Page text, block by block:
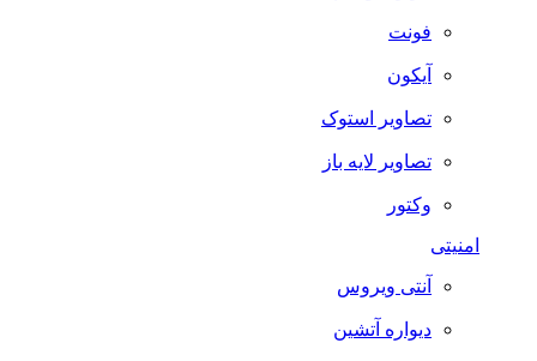
فونت
آیکون
تصاویر استوک
تصاویر لایه باز
وکتور
امنیتی
آنتی ویروس
دیواره آتشین